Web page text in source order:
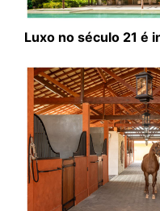
Luxo no século 21 é